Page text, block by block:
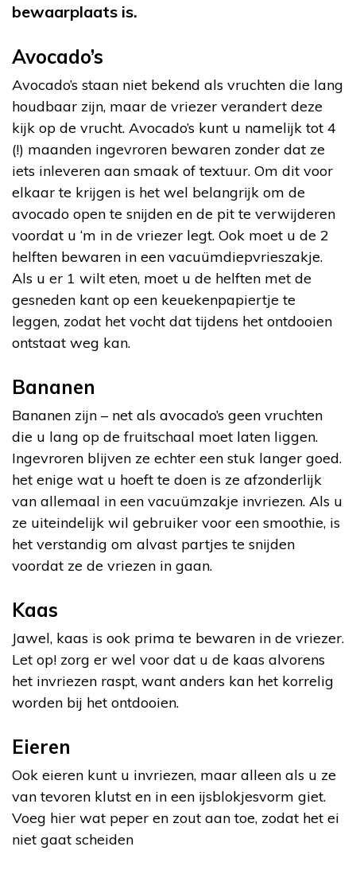
bewaarplaats is.
Avocado’s
Avocado’s staan niet bekend als vruchten die lang
houdbaar zijn, maar de vriezer verandert deze
kijk op de vrucht. Avocado’s kunt u namelijk tot 4
(!) maanden ingevroren bewaren zonder dat ze
iets inleveren aan smaak of textuur. Om dit voor
elkaar te krijgen is het wel belangrijk om de
avocado open te snijden en de pit te verwijderen
voordat u ‘m in de vriezer legt. Ook moet u de 2
helften bewaren in een vacuümdiepvrieszakje.
Als u er 1 wilt eten, moet u de helften met de
gesneden kant op een keuekenpapiertje te
leggen, zodat het vocht dat tijdens het ontdooien
ontstaat weg kan.
Bananen
Bananen zijn – net als avocado’s geen vruchten
die u lang op de fruitschaal moet laten liggen.
Ingevroren blijven ze echter een stuk langer goed.
het enige wat u hoeft te doen is ze afzonderlijk
van allemaal in een vacuümzakje invriezen. Als u
ze uiteindelijk wil gebruiker voor een smoothie, is
het verstandig om alvast partjes te snijden
voordat ze de vriezen in gaan.
Kaas
Jawel, kaas is ook prima te bewaren in de vriezer.
Let op! zorg er wel voor dat u de kaas alvorens
het invriezen raspt, want anders kan het korrelig
worden bij het ontdooien.
Eieren
Ook eieren kunt u invriezen, maar alleen als u ze
van tevoren klutst en in een ijsblokjesvorm giet.
Voeg hier wat peper en zout aan toe, zodat het ei
niet gaat scheiden